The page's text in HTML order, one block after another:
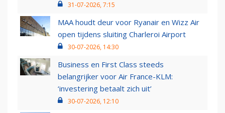
31-07-2026, 7:15
MAA houdt deur voor Ryanair en Wizz Air
open tijdens sluiting Charleroi Airport
30-07-2026, 14:30
Business en First Class steeds
belangrijker voor Air France-KLM:
‘investering betaalt zich uit’
30-07-2026, 12:10